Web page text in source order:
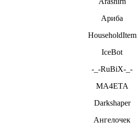
Ариба
HouseholdItem
IceBot
-_-RuBiX-_-
MA4ETA
Darkshaper
Ангелочек